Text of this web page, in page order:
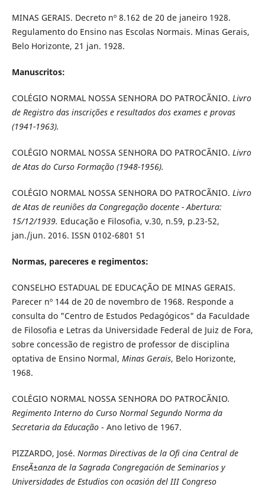
MINAS GERAIS. Decreto nº 8.162 de 20 de janeiro 1928.
Regulamento do Ensino nas Escolas Normais. Minas Gerais,
Belo Horizonte, 21 jan. 1928.
Manuscritos:
COLÉGIO NORMAL NOSSA SENHORA DO PATROCÃNIO. Livro
de Registro das inscrições e resultados dos exames e provas
(1941-1963).
COLÉGIO NORMAL NOSSA SENHORA DO PATROCÃNIO. Livro
de Atas do Curso Formação (1948-1956).
COLÉGIO NORMAL NOSSA SENHORA DO PATROCÃNIO. Livro
de Atas de reuniões da Congregação docente - Abertura:
15/12/1939. Educação e Filosofia, v.30, n.59, p.23-52,
jan./jun. 2016. ISSN 0102-6801 51
Normas, pareceres e regimentos:
CONSELHO ESTADUAL DE EDUCAÇÃO DE MINAS GERAIS.
Parecer nº 144 de 20 de novembro de 1968. Responde a
consulta do "Centro de Estudos Pedagógicos" da Faculdade
de Filosofia e Letras da Universidade Federal de Juiz de Fora,
sobre concessão de registro de professor de disciplina
optativa de Ensino Normal, Minas Gerais, Belo Horizonte,
1968.
COLÉGIO NORMAL NOSSA SENHORA DO PATROCÃNIO.
Regimento Interno do Curso Normal Segundo Norma da
Secretaria da Educação - Ano letivo de 1967.
PIZZARDO, José. Normas Directivas de la Ofi cina Central de
EnseÃ±anza de la Sagrada Congregación de Seminarios y
Universidades de Estudios con ocasión del III Congreso